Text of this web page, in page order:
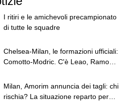
I ritiri e le amichevoli precampionato
di tutte le squadre
Chelsea-Milan, le formazioni ufficiali:
Comotto-Modric. C'è Leao, Ramos
Milan, Amorim annuncia dei tagli: chi
rischia? La situazione reparto per